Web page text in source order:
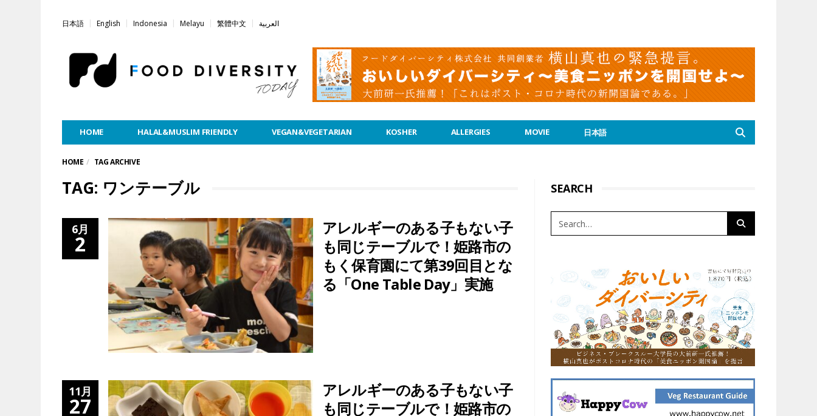
日本語 English Indonesia Melayu 繁體中文 العربية
HOME HALAL&MUSLIM FRIENDLY VEGAN&VEGETARIAN KOSHER ALLERGIES MOVIE 日本語
HOME TAG ARCHIVE
TAG: ワンテーブル
6月
2
アレルギーのある子もない子
も同じテーブルで！姫路市の
もく保育園にて第39回目とな
る「One Table Day」実施
11月
27
アレルギーのある子もない子
も同じテーブルで！姫路市の
SEARCH